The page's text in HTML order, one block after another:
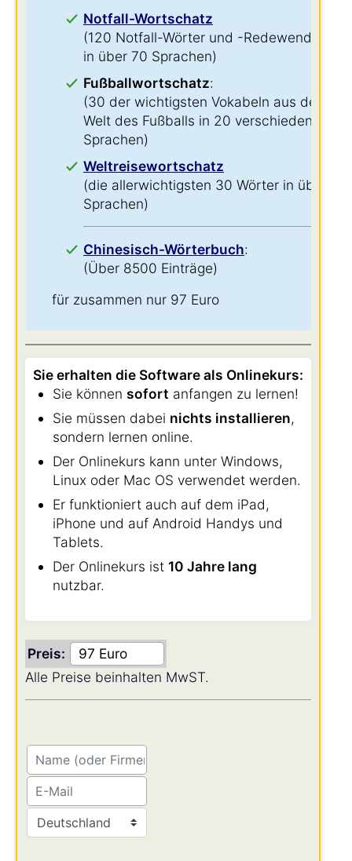
Notfall-Wortschatz
(120 Notfall-Wörter und -Redewendungen
in über 70 Sprachen)
Fußballwortschatz:
(30 der wichtigsten Vokabeln aus der
Welt des Fußballs in 20 verschiedenen
Sprachen)
Weltreisewortschatz
(die allerwichtigsten 30 Wörter in über 60
Sprachen)
Chinesisch-Wörterbuch:
(Über 8500 Einträge)
für zusammen nur 97 Euro
Sie erhalten die Software als Onlinekurs:
Sie können sofort anfangen zu lernen!
Sie müssen dabei nichts installieren,
sondern lernen online.
Der Onlinekurs kann unter Windows,
Linux oder Mac OS verwendet werden.
Er funktioniert auch auf dem iPad,
iPhone und auf Android Handys und
Tablets.
Der Onlinekurs ist 10 Jahre lang
nutzbar.
Preis:
Alle Preise beinhalten MwST.